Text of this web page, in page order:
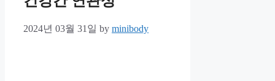
2024년 03월 31일 by minibody